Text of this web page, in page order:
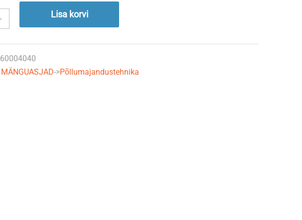
Lisa korvi
60004040
MÄNGUASJAD->Põllumajandustehnika